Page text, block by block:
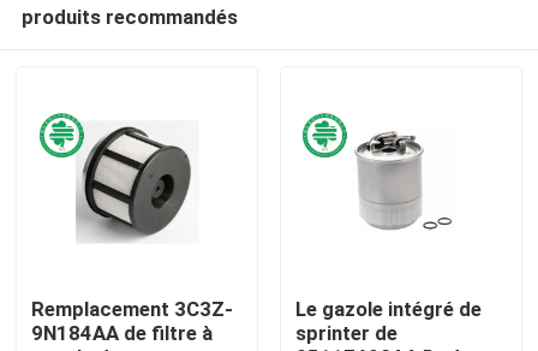
produits recommandés
Remplacement 3C3Z-
9N184AA de filtre à
Le gazole intégré de
sprinter de